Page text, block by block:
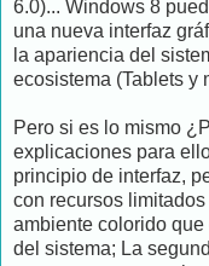
6.0)... Windows 8
una nueva interfaz
la apariencia del
ecosistema (Tablets y
Pero si es lo mismo
explicaciones para
principio de interfaz,
con recursos
ambiente colorido
del sistema; La